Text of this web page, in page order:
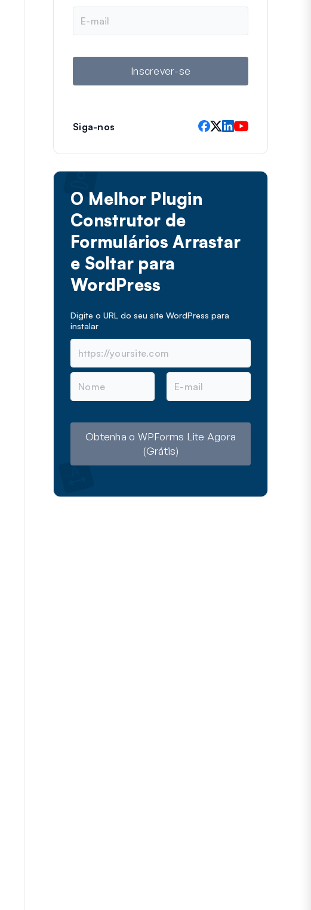
e
m
i
Inscrever-se
Siga-nos
O Melhor Plugin
Construtor de
Formulários Arrastar
e Soltar para
WordPress
Digite o URL do seu site WordPress para
instalar
N
m
E
m
Obtenha o WPForms Lite Agora
(Grátis)